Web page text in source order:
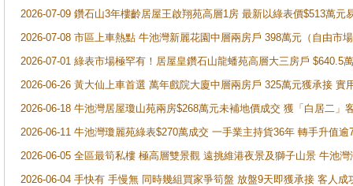
2026-07-09 鑽石山3年樓齡居屋王啟翔苑高層1房 最新以綠表價$513萬元
2026-07-08 市區上車熱點 牛池灣新麗花園中層兩房戶 398萬元（自由市
2026-07-01 綠表市場極罕有！居屋皇鑽石山龍蟠苑高層大三房戶
2026-06-26 黃大仙上車首選 萬年戲院大廈中層兩房戶 325萬元獲承接 實
2026-06-18 牛池灣居屋瓊山苑兩房$268萬元未補地價成交 獲「白居二」
2026-06-11 牛池灣瓊麗苑綠表$270萬成交 一手業主持貨36年 轉手升值逾
2026-06-05 全區最筍私樓 極高層雙景觀 遠挑維港夜景及獅子山景 牛池
2026-06-04 手快有 手慢無 同時幾組買家爭筍盤 放盤9天即獲承接 客人